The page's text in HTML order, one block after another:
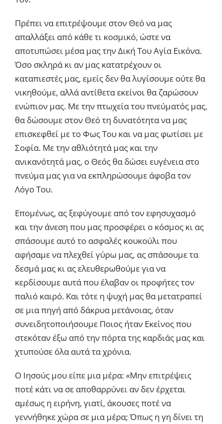
Πρέπει να επιτρέψουμε στον Θεό να μας
απαλλάξει από κάθε τι κοσμικό, ώστε να
αποτυπώσει μέσα μας την Δική Του Αγία Εικόνα.
Όσο σκληρά κι αν μας κατατρέχουν οι
καταπιεστές μας, εμείς δεν θα λυγίσουμε ούτε θα
νικηθούμε, αλλά αντίθετα εκείνοι θα ζαρώσουν
ενώπιον μας. Με την πτωχεία του πνεύματός μας,
θα δώσουμε στον Θεό τη δυνατότητα να μας
επισκεφθεί με το Φως Του και να μας φωτίσει με
Σοφία. Με την αθλιότητά μας και την
ανικανότητά μας, ο Θεός θα δώσει ευγένεια στο
πνεύμα μας για να εκπληρώσουμε άφοβα τον
Λόγο Του.
Επομένως, ας ξεφύγουμε από τον εφησυχασμό
και την άνεση που μας προσφέρει ο κόσμος κι ας
σπάσουμε αυτό το ασφαλές κουκούλι που
αφήσαμε να πλεχθεί γύρω μας, ας σπάσουμε τα
δεσμά μας κι ας ελευθερωθούμε για να
κερδίσουμε αυτά που έλαβαν οι προφήτες τον
παλιό καιρό. Και τότε η ψυχή μας θα μετατραπεί
σε μια πηγή από δάκρυα μετάνοιας, όταν
συνειδητοποιήσουμε Ποιος ήταν Εκείνος που
στεκόταν έξω από την πόρτα της καρδιάς μας και
χτυπούσε όλα αυτά τα χρόνια.
Ο Ιησούς μου είπε μια μέρα: «Μην επιτρέψεις
ποτέ κάτι να σε αποθαρρύνει αν δεν έρχεται
αμέσως η ειρήνη, γιατί, άκουσες ποτέ να
γεννήθηκε χώρα σε μια μέρα; Όπως η γη δίνει τη